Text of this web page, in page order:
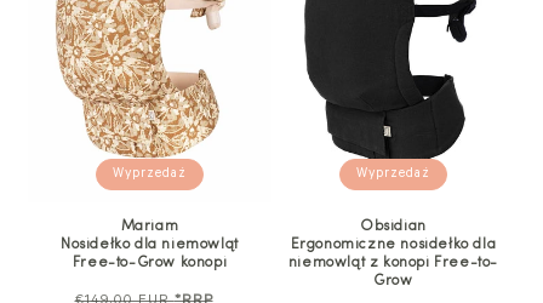
Wyprzedaż
Mariam
Nosidełko dla niemowląt
Free-to-Grow konopi
Wyprzedaż
Obsidian
Ergonomiczne nosidełko dla
niemowląt z konopi Free-to-
Grow